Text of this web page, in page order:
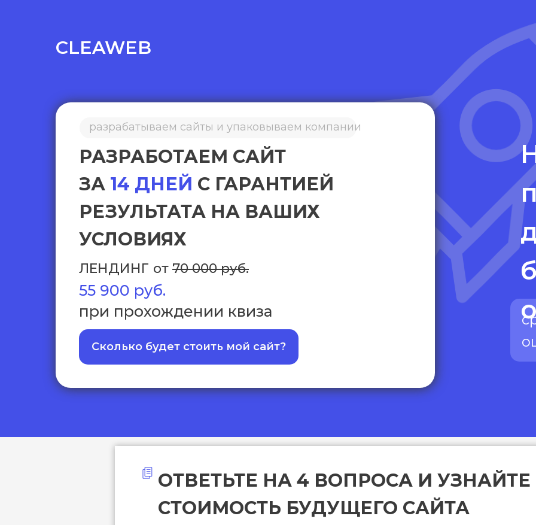
CLEAWEB
*это наш маркетолог придумал
РАЗРАБОТАЕМ САЙТ
ЗА 14 ДНЕЙ С ГАРАНТИЕЙ
РЕЗУЛЬТАТА НА ВАШИХ
УСЛОВИЯХ
от 70 000 руб.
Сколько будет стоить мой сайт?
разрабатываем сайты и упаковываем компании
55 900 руб.
при прохождении квиза
ЛЕНДИНГ
ОТВЕТЬТЕ НА 4 ВОПРОСА И УЗНАЙТЕ
СТОИМОСТЬ БУДУЩЕГО САЙТА